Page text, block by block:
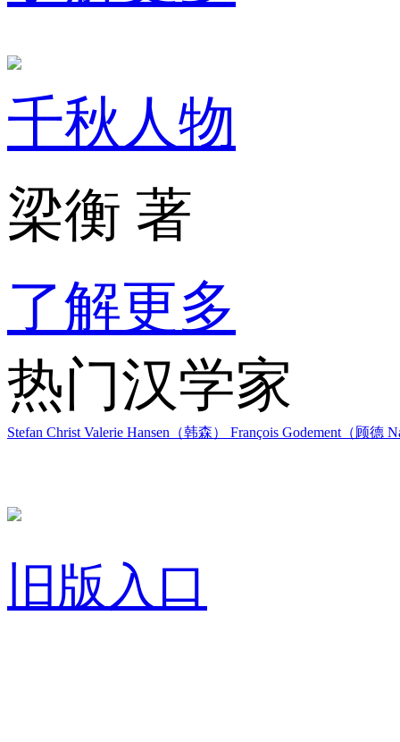
千秋人物
梁衡 著
了解更多
热门汉学家
Stefan Christ Valerie Hansen（韩森） François Godement（顾德
旧版入口